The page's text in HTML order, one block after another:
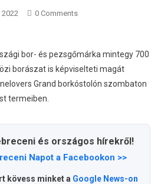
0 Comments
bor- és pezsgőmárka mintegy 700
borászat is képviselteti magát
Grand borkóstolón szombaton
termeiben.
és országos hírekről!
Napot a Facebookon >>
kövess minket a Google News-on